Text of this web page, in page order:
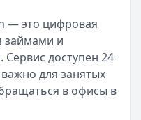
— это цифровая
займами и
доступен 24
для занятых
в офисы в